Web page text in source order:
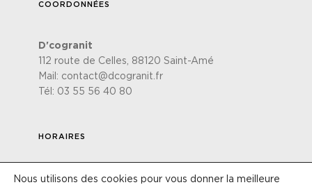
COORDONNÉES
D'cogranit
112 route de Celles, 88120 Saint-Amé
Mail: contact@dcogranit.fr
Tél: 03 55 56 40 80
HORAIRES
Du lundi au vendredi
Nous utilisons des cookies pour vous donner la meilleure